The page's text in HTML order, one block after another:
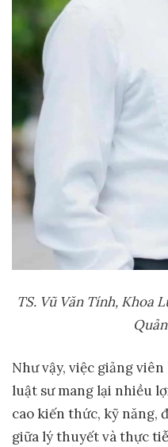
TS. Vũ Văn Tính, Khoa
Quả
Như vậy, việc giảng
luật sư mang lại nhiều
cao kiến thức, kỹ năng,
giữa lý thuyết và thực